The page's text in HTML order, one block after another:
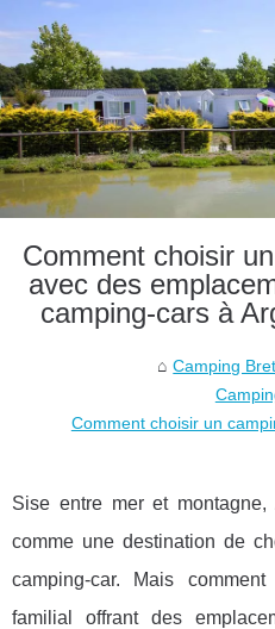
Comment choisir
avec des
camping-cars à
Camping
Comment choisir un
Sise entre mer et montagne,
comme une destination de
camping-car. Mais
familial offrant des